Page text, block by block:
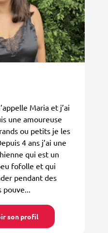
Maria et j’ai
une amoureuse
ou petits je les
4 ans j’ai une
qui est un
fofolle et qui
pendant des
pouve...
son profil